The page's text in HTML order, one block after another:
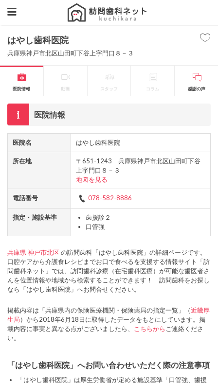
はやし歯科医院
兵庫県神戸市北区山田町下谷上字門口８－３
医院情報 動画 スタッフ コラム 感謝の声
医院情報
医院名 はやし歯科医院
所在地
〒651-1243 兵庫県神戸市北区山田町下谷
上字門口８－３
地図を見る
電話番号 078-582-8886
指定・施設基準
歯援診２
口管強
兵庫県 神戸市北区の訪問歯科「はやし歯科医院」の詳細ページです。
口腔ケアから介護食レシピまでお口で食べるを支援する情報サイト「訪
問歯科ネット」では、訪問歯科診療（在宅歯科医療）が可能な歯医者さ
んを位置情報や地域から検索することができます！ 訪問歯科をお探し
なら「はやし歯科医院」へお問合せください。
掲載内容は「兵庫県内の保険医療機関・保険薬局の指定一覧」（近畿厚
生局）から2018年6月18日に取得したデータをもとにしています。掲
載内容に事実と異なる点がございましたら、
こちらから ご連絡くださ
い。
「はやし歯科医院」へお問い合わせいただく際の注意事項
「はやし歯科医院」は厚生労働省が定める施設基準「口管強、歯援